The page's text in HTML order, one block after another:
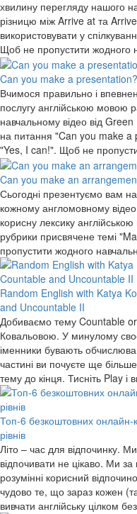
хвилину перегляду нашого
різницю між Arrive at та
використовувати у
Щоб не пропустити жодного
Can you make a
Вчимося правильно і
послугу англійською
навчальному відео від
на питання "Can you make a
"Yes, I can!". Щоб не
Can you make an
Сьогодні презентуємо вам
кожному англомовному
корисну лексику
рубрики присвячене темі
пропустити жодного
Random English with Katya
and Uncountable II
Добиваємо тему Countable
Ковальовою. У минулому
іменники бувають
частині ви почуєте ще
тему до кінця. Тисніть Play і
Топ-6 безкоштовних онлайн-
рівнів
Літо – час для відпочинку.
відпочивати не цікаво. Ми
розумінні корисний
чудово те, що зараз кожен
вивчати англійську цілком